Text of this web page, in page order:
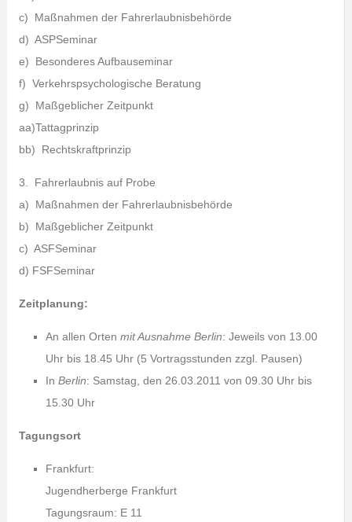
c) Maßnahmen der Fahrerlaubnisbehörde
d) ASPSeminar
e) Besonderes Aufbauseminar
f) Verkehrspsychologische Beratung
g) Maßgeblicher Zeitpunkt
aa)Tattagprinzip
bb) Rechtskraftprinzip
3. Fahrerlaubnis auf Probe
a) Maßnahmen der Fahrerlaubnisbehörde
b) Maßgeblicher Zeitpunkt
c) ASFSeminar
d) FSFSeminar
Zeitplanung:
An allen Orten mit Ausnahme Berlin: Jeweils von 13.00
Uhr bis 18.45 Uhr (5 Vortragsstunden zzgl. Pausen)
In Berlin: Samstag, den 26.03.2011 von 09.30 Uhr bis
15.30 Uhr
Tagungsort
Frankfurt:
Jugendherberge Frankfurt
Tagungsraum: E 11